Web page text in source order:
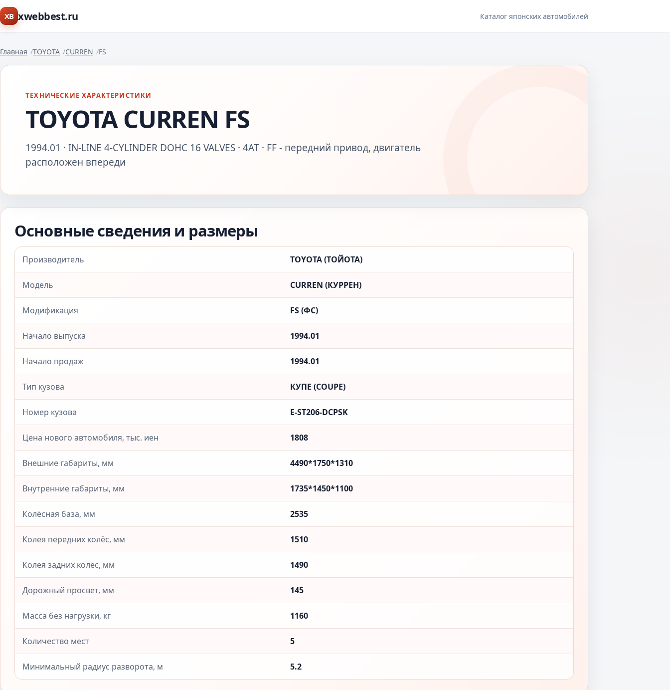
XB xwebbest.ru Каталог японских автомобилей
Главная TOYOTA CURREN FS
ТЕХНИЧЕСКИЕ ХАРАКТЕРИСТИКИ
TOYOTA CURREN FS
1994.01 · IN-LINE 4-CYLINDER DOHC 16 VALVES · 4AT · FF - передний привод, двигатель
расположен впереди
Основные сведения и размеры
Производитель TOYOTA (ТОЙОТА)
Модель CURREN (КУРРЕН)
Модификация FS (ФС)
Начало выпуска 1994.01
Начало продаж 1994.01
Тип кузова КУПЕ (COUPE)
Номер кузова E-ST206-DCPSK
Цена нового автомобиля, тыс. иен 1808
Внешние габариты, мм 4490*1750*1310
Внутренние габариты, мм 1735*1450*1100
Колёсная база, мм 2535
Колея передних колёс, мм 1510
Колея задних колёс, мм 1490
Дорожный просвет, мм 145
Масса без нагрузки, кг 1160
Количество мест 5
Минимальный радиус разворота, м 5.2